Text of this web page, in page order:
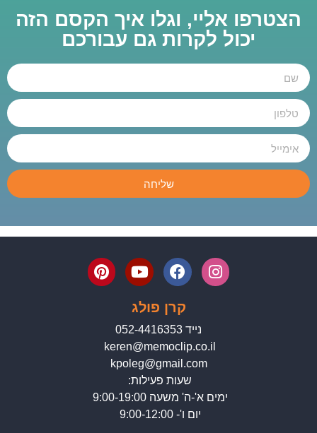
הצטרפו אליי, וגלו איך הקסם הזה
יכול לקרות גם עבורכם
שליחה
קרן פולג
נייד 052-4416353
keren@memoclip.co.il
kpoleg@gmail.com
שעות פעילות:
ימים א'-ה' משעה 9:00-19:00
יום ו'- 9:00-12:00